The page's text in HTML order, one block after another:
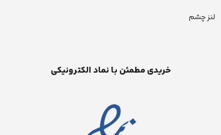
لنز چشم
خریدی مطمئن با نماد الکترونیکی